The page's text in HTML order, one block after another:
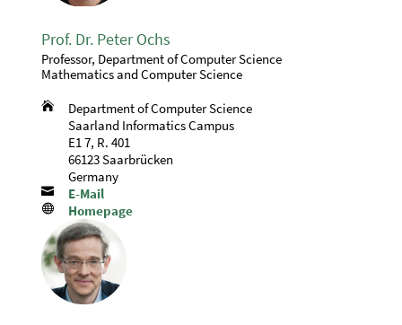
Prof. Dr. Peter Ochs
Professor, Department of Computer Science
Mathematics and Computer Science

Department of Computer Science
Saarland Informatics Campus
E1 7, R. 401
66123 Saarbrücken
Germany
 E-Mail
 Homepage